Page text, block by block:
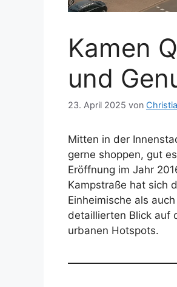
Kamen
und
23. April 2025 von
Mitten in der
gerne shoppen, gut
Eröffnung im Jahr
Kampstraße hat sich
Einheimische als
detaillierten Blick auf
urbanen Hotspots.